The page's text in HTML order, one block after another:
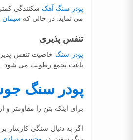
پودر سنگ آهک شکنندگی
می نماید. در حالی که سیمان
تنفس پذیری
پودر سنگ خاصیت تنفس
باعث تجمع رطوبت می شود.
پودر سنگ
برای اینکه بتن را مقاوم‎تر و از ترک خوردن آن جلوگیری کنند و همچنین هزینه تولید بتن را کاهش دهند از افزودن
اگر به دنبال سنگی کارساز